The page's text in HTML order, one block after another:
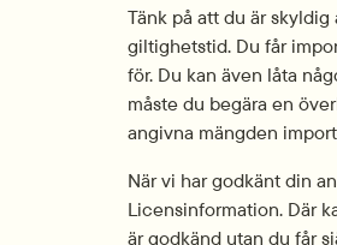
Tänk på att du är
giltighetstid. Du får
för. Du kan även låta
måste du begära en
angivna mängden
När vi har godkänt din
Licensinformation. Där
är godkänd utan du får